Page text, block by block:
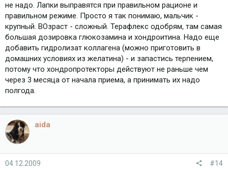
не надо. Лапки выправятся при правильном рационе и
правильном режиме. Просто я так понимаю, мальчик -
крупный. ВОзраст - сложный. Терафлекс одобрям, там самая
большая дозировка глюкозамина и хондроитина. Надо еще
добавить гидролизат коллагена (можно приготовить в
домашних условиях из желатина) - и запастись терпением,
потому что хондропротекторы действуют не раньше чем
через 3 месяца от начала приема, а принимать их надо
полгода.
aida
04.12.2009 #14